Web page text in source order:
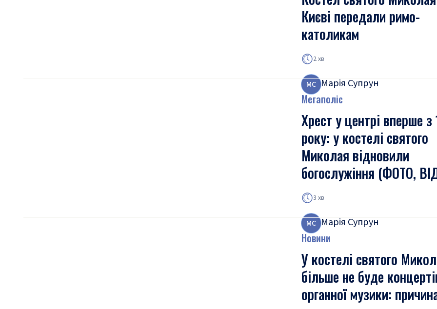
Києві передали римо-
католикам
2 хв
МС Марія Супрун
Мегаполіс
Хрест у центрі вперше з
року: у костелі святого
Миколая відновили
богослужіння (ФОТО,
3 хв
МС Марія Супрун
Новини
У костелі святого
більше не буде
органної музики: